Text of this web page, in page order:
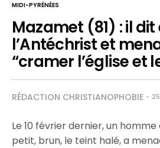
MIDI-PYRÉNÉES
Mazamet (81) : il
l’Antéchrist et
“cramer l’église et
RÉDACTION CHRISTIANOPHOBIE
Le 10 février dernier, un homme
petit, brun, le teint halé, a